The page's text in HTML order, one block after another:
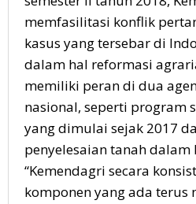
memfasilitasi konflik
kasus yang tersebar di
dalam hal reformasi
memiliki peran di dua
nasional, seperti program
yang dimulai sejak 2017
penyelesaian tanah dalam
“Kemendagri secara
komponen yang ada terus